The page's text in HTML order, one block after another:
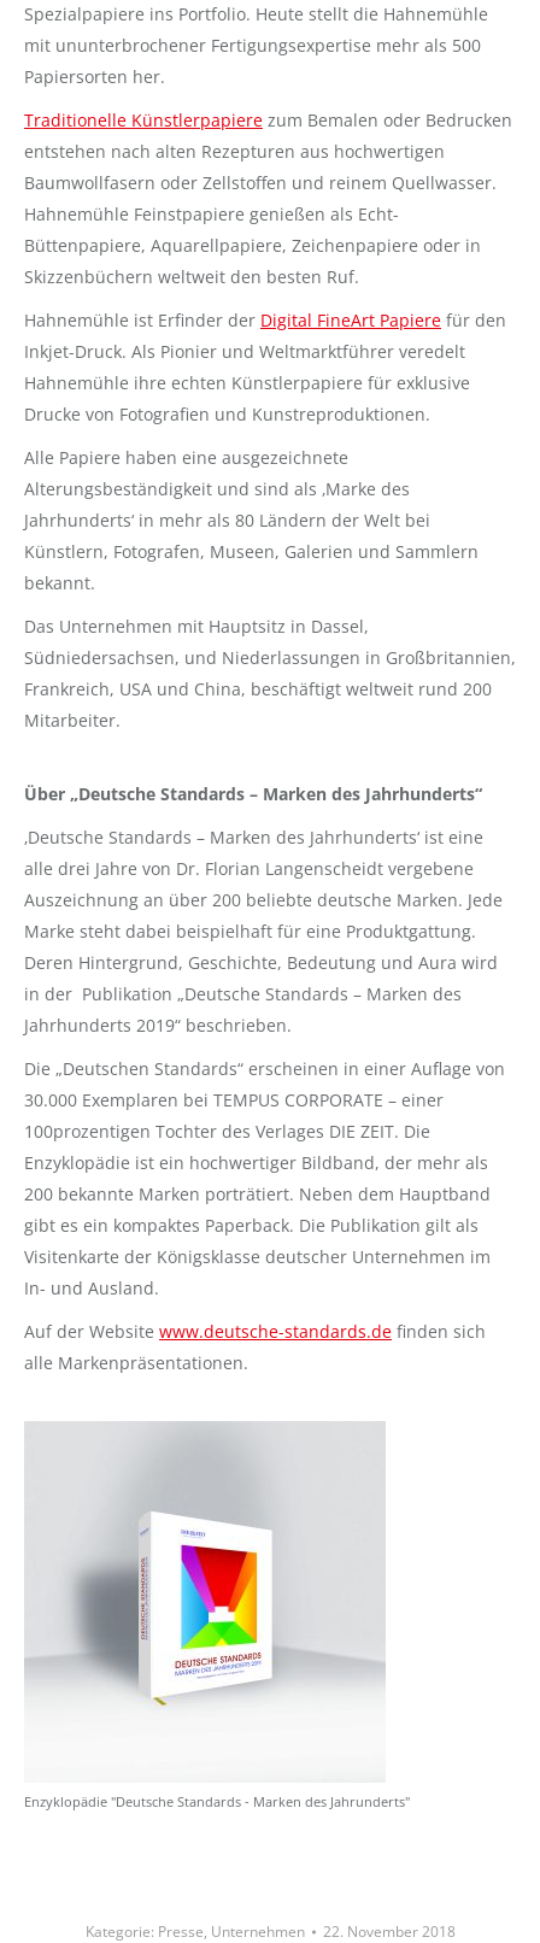
Spezialpapiere ins Portfolio. Heute stellt die Hahnemühle
mit ununterbrochener Fertigungsexpertise mehr als 500
Papiersorten her.
Traditionelle Künstlerpapiere zum Bemalen oder Bedrucken
entstehen nach alten Rezepturen aus hochwertigen
Baumwollfasern oder Zellstoffen und reinem Quellwasser.
Hahnemühle Feinstpapiere genießen als Echt-
Büttenpapiere, Aquarellpapiere, Zeichenpapiere oder in
Skizzenbüchern weltweit den besten Ruf.
Hahnemühle ist Erfinder der Digital FineArt Papiere für den
Inkjet-Druck. Als Pionier und Weltmarktführer veredelt
Hahnemühle ihre echten Künstlerpapiere für exklusive
Drucke von Fotografien und Kunstreproduktionen.
Alle Papiere haben eine ausgezeichnete
Alterungsbeständigkeit und sind als ‚Marke des
Jahrhunderts‘ in mehr als 80 Ländern der Welt bei
Künstlern, Fotografen, Museen, Galerien und Sammlern
bekannt.
Das Unternehmen mit Hauptsitz in Dassel,
Südniedersachsen, und Niederlassungen in Großbritannien,
Frankreich, USA und China, beschäftigt weltweit rund 200
Mitarbeiter.
Über „Deutsche Standards – Marken des Jahrhunderts“
‚Deutsche Standards – Marken des Jahrhunderts‘ ist eine
alle drei Jahre von Dr. Florian Langenscheidt vergebene
Auszeichnung an über 200 beliebte deutsche Marken. Jede
Marke steht dabei beispielhaft für eine Produktgattung.
Deren Hintergrund, Geschichte, Bedeutung und Aura wird
in der Publikation „Deutsche Standards – Marken des
Jahrhunderts 2019“ beschrieben.
Die „Deutschen Standards“ erscheinen in einer Auflage von
30.000 Exemplaren bei TEMPUS CORPORATE – einer
100prozentigen Tochter des Verlages DIE ZEIT. Die
Enzyklopädie ist ein hochwertiger Bildband, der mehr als
200 bekannte Marken porträtiert. Neben dem Hauptband
gibt es ein kompaktes Paperback. Die Publikation gilt als
Visitenkarte der Königsklasse deutscher Unternehmen im
In- und Ausland.
Auf der Website www.deutsche-standards.de finden sich
alle Markenpräsentationen.
Enzyklopädie "Deutsche Standards - Marken des Jahrunderts"
Kategorie: Presse, Unternehmen
22. November 2018